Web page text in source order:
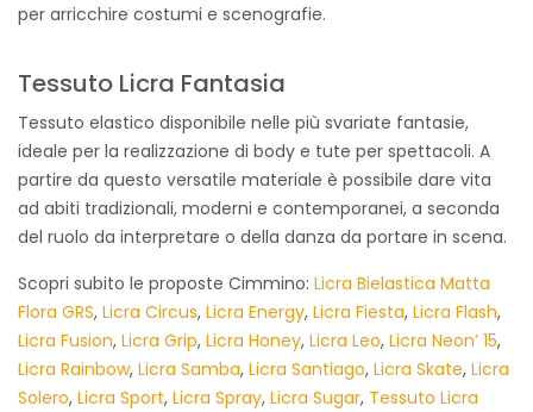
per arricchire costumi e scenografie.
Tessuto Licra Fantasia
Tessuto elastico disponibile nelle più svariate fantasie,
ideale per la realizzazione di body e tute per spettacoli. A
partire da questo versatile materiale è possibile dare vita
ad abiti tradizionali, moderni e contemporanei, a seconda
del ruolo da interpretare o della danza da portare in scena.
Scopri subito le proposte Cimmino: Licra Bielastica Matta
Flora GRS, Licra Circus, Licra Energy, Licra Fiesta, Licra Flash,
Licra Fusion, Licra Grip, Licra Honey, Licra Leo, Licra Neon’ 15,
Licra Rainbow, Licra Samba, Licra Santiago, Licra Skate, Licra
Solero, Licra Sport, Licra Spray, Licra Sugar, Tessuto Licra